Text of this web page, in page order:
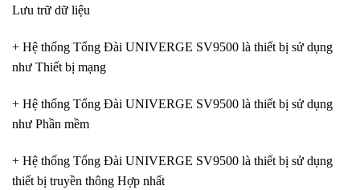
Lưu trữ dữ liệu
+ Hệ thống Tổng Đài UNIVERGE SV9500 là thiết bị sử dụng
như Thiết bị mạng
+ Hệ thống Tổng Đài UNIVERGE SV9500 là thiết bị sử dụng
như Phần mềm
+ Hệ thống Tổng Đài UNIVERGE SV9500 là thiết bị sử dụng
thiết bị truyền thông Hợp nhất